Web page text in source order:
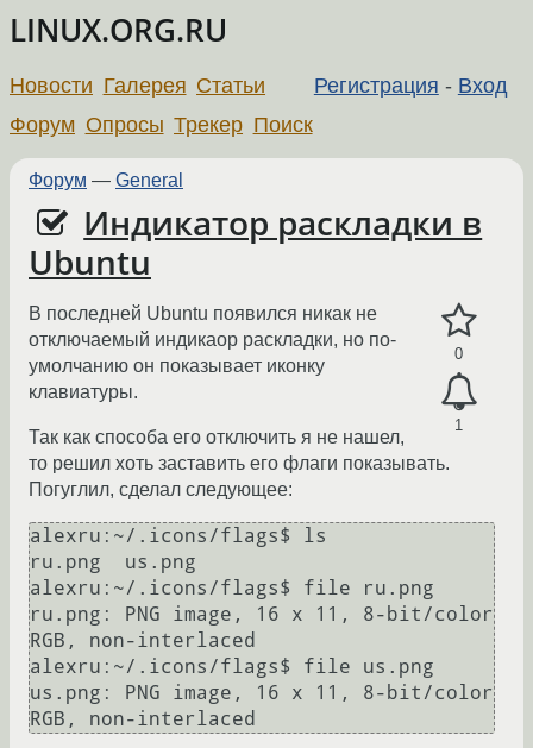
LINUX.ORG.RU
Регистрация - Вход
Новости Галерея Статьи
Форум Опросы Трекер Поиск
Форум — General
Индикатор раскладки в
Ubuntu
0
1
В последней Ubuntu появился никак не
отключаемый индикаор раскладки, но по-
умолчанию он показывает иконку
клавиатуры.
Так как способа его отключить я не нашел,
то решил хоть заставить его флаги показывать.
Погуглил, сделал следующее:
alexru:~/.icons/flags$ ls
ru.png  us.png
alexru:~/.icons/flags$ file ru.png
ru.png: PNG image, 16 x 11, 8-bit/color
RGB, non-interlaced
alexru:~/.icons/flags$ file us.png
us.png: PNG image, 16 x 11, 8-bit/color